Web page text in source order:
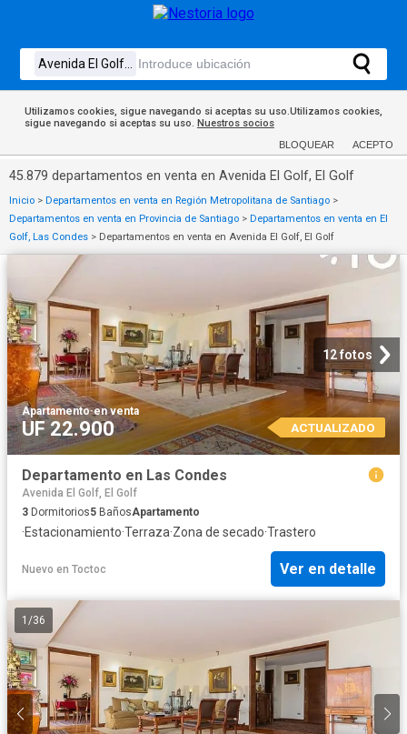
Utilizamos cookies, sigue navegando si aceptas su uso.Utilizamos cookies,
sigue navegando si aceptas su uso. Nuestros socios
BLOQUEAR ACEPTO
45.879 departamentos en venta en Avenida El Golf, El Golf
Inicio > Departamentos en venta en Región Metropolitana de Santiago >
Departamentos en venta en Provincia de Santiago > Departamentos en venta en El
Golf, Las Condes > Departamentos en venta en Avenida El Golf, El Golf
12 fotos
Apartamento·en venta
UF 22.900 ACTUALIZADO
Departamento en Las Condes
Avenida El Golf, El Golf
3 Dormitorios5 BañosApartamento
·Estacionamiento·Terraza·Zona de secado·Trastero
Nuevo en Toctoc Ver en detalle
1 /36